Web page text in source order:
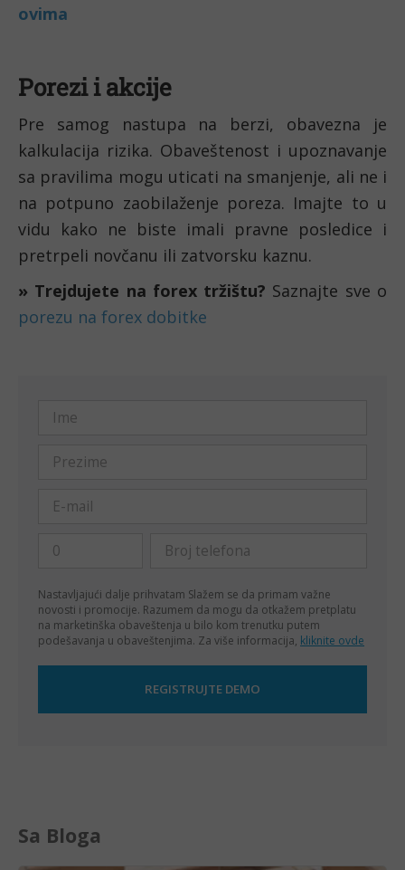
ovima
Porezi i akcije
Pre samog nastupa na berzi, obavezna je
kalkulacija rizika. Obaveštenost i upoznavanje
sa pravilima mogu uticati na smanjenje, ali ne i
na potpuno zaobilaženje poreza. Imajte to u
vidu kako ne biste imali pravne posledice i
pretrpeli novčanu ili zatvorsku kaznu.
» Trejdujete na forex tržištu?
porezu na forex dobitke
Nastavljajući dalje prihvatam Slažem se da primam važne
novosti i promocije. Razumem da mogu da otkažem pretplatu
na marketinška obaveštenja u bilo kom trenutku putem
podešavanja u obaveštenjima. Za više informacija, kliknite ovde
Sa Bloga